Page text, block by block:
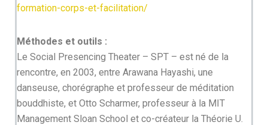
formation-corps-et-facilitation/
Méthodes et outils :
Le Social Presencing Theater – SPT – est né de la
rencontre, en 2003, entre Arawana Hayashi, une
danseuse, chorégraphe et professeur de méditation
bouddhiste, et Otto Scharmer, professeur à la MIT
Management Sloan School et co-créateur la Théorie U.